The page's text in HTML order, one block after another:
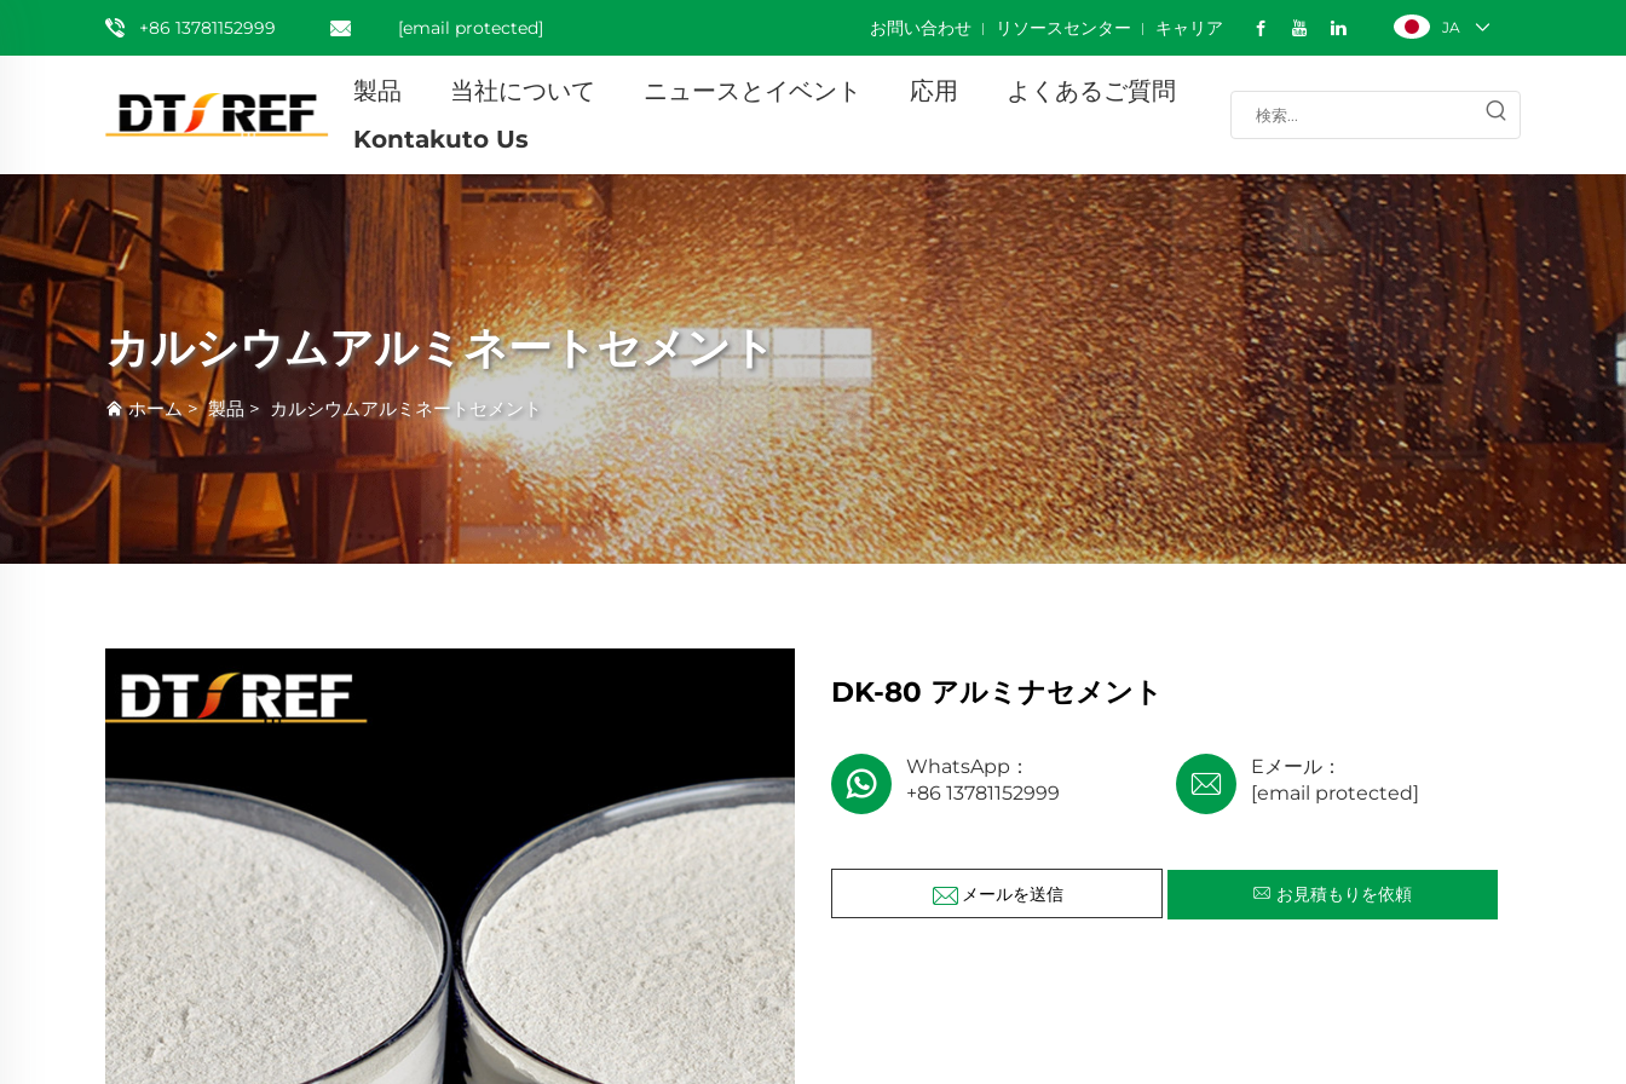
+86 13781152999 [email protected] JA
お問い合わせ リソースセンター キャリア
製品 当社について ニュースとイベント 応用
よくあるご質問
Kontakuto Us
カルシウムアルミネートセメント
ホーム>製品 > カルシウムアルミネートセメント
DK-80 アルミナセメント
WhatsApp：
+86 13781152999
Eメール：
[email protected]
メールを送信 お見積もりを依頼